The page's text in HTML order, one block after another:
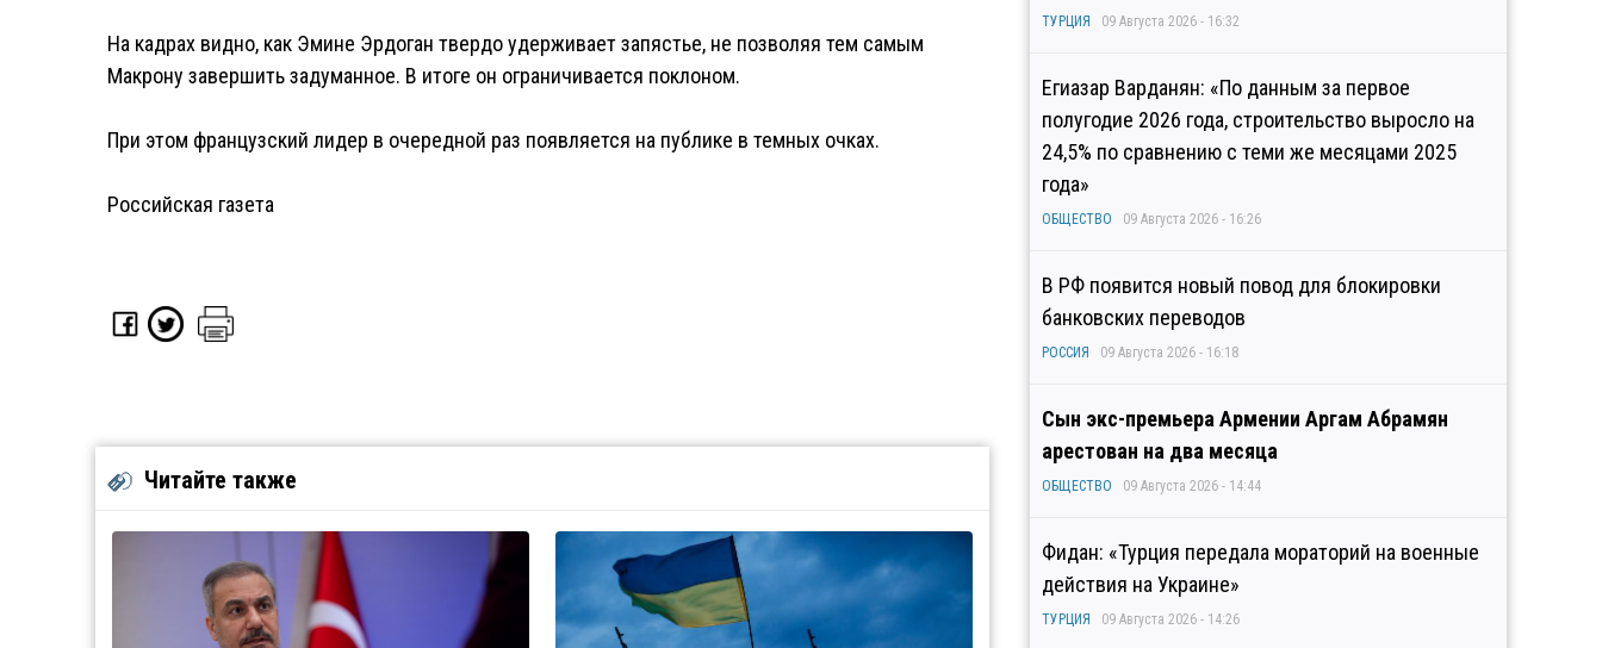
На кадрах видно, как Эмине Эрдоган твердо удерживает запястье, не позволяя тем самым
Макрону завершить задуманное. В итоге он ограничивается поклоном.
При этом французский лидер в очередной раз появляется на публике в темных очках.
Российская газета
Читайте также
ТУРЦИЯ 09 Августа 2026 - 16:32
Егиазар Варданян: «По данным за первое
полугодие 2026 года, строительство выросло на
24,5% по сравнению с теми же месяцами 2025
года»
ОБЩЕСТВО 09 Августа 2026 - 16:26
В РФ появится новый повод для блокировки
банковских переводов
РОССИЯ 09 Августа 2026 - 16:18
Сын экс-премьера Армении Аргам Абрамян
арестован на два месяца
ОБЩЕСТВО 09 Августа 2026 - 14:44
Фидан: «Турция передала мораторий на военные
действия на Украине»
ТУРЦИЯ 09 Августа 2026 - 14:26